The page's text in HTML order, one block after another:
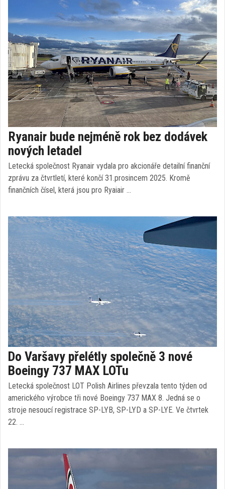
Ryanair bude nejméně rok bez dodávek
nových letadel
Letecká společnost Ryanair vydala pro akcionáře detailní finanční
zprávu za čtvrtletí, které končí 31.prosincem 2025. Kromě
finančních čísel, která jsou pro Ryaiair …
Do Varšavy přelétly společně 3 nové
Boeingy 737 MAX LOTu
Letecká společnost LOT Polish Airlines převzala tento týden od
amerického výrobce tři nové Boeingy 737 MAX 8. Jedná se o
stroje nesoucí registrace SP-LYB, SP-LYD a SP-LYE. Ve čtvrtek
22. …